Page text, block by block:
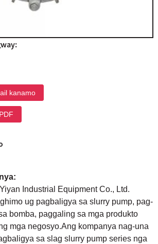
kanamo
Industrial Equipment Co., Ltd.
ug pagbaligya sa slurry pump, pag-
bomba, paggaling sa mga produkto
mga negosyo.Ang kompanya nag-una
sa slag slurry pump series nga